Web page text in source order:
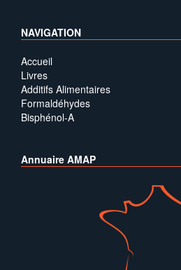
NAVIGATION
Accueil
Livres
Additifs Alimentaires
Formaldéhydes
Bisphénol-A
Annuaire AMAP